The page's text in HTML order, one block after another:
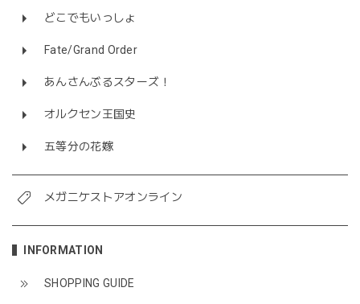
どこでもいっしょ
Fate/Grand Order
あんさんぶるスターズ！
オルクセン王国史
五等分の花嫁
メガニケストアオンライン
INFORMATION
SHOPPING GUIDE